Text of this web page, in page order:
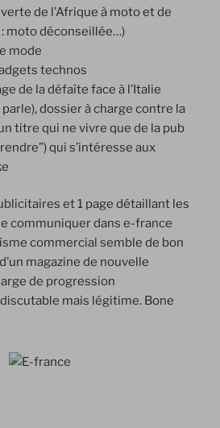
de l’Afrique à moto et de
moto déconseillée…)
mode
technos
de la défaîte face à l’Italie
dossier à charge contre la
titre qui ne vivre que de la pub
qui s’intéresse aux
et 1 page détaillant les
communiquer dans e-france
commercial semble de bon
magazine de nouvelle
de progression
mais légitime. Bone